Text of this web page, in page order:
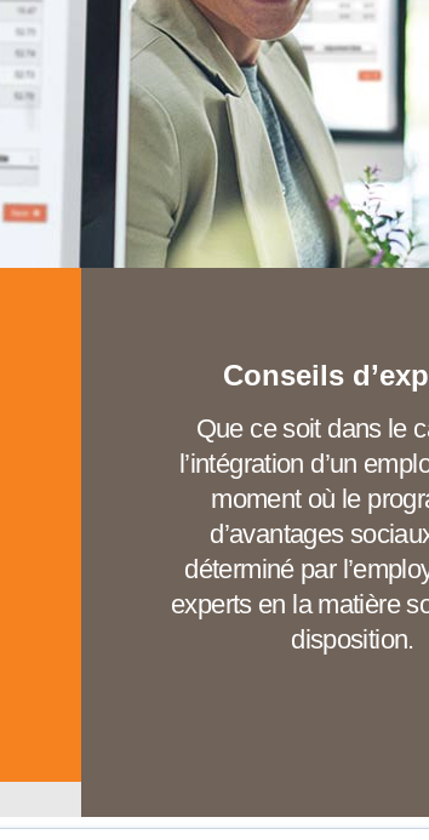
Conseils
Que ce soit dans le
l’intégration d’un
moment où le
d’avantages
déterminé par
experts en la matière
disposition.